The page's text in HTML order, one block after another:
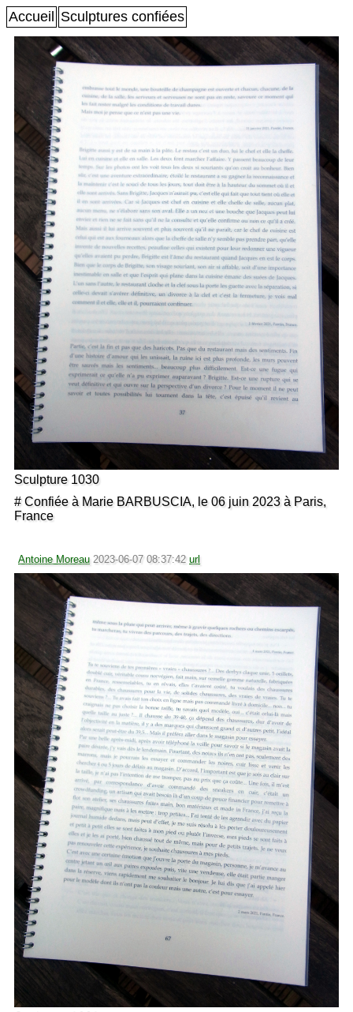
Accueil Sculptures confiées
Sculpture 1030
# Confiée à Marie BARBUSCIA, le 06 juin 2023 à Paris,
France
Antoine Moreau 2023-06-07 08:37:42 url